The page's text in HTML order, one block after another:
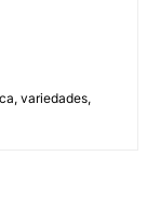
variedades,